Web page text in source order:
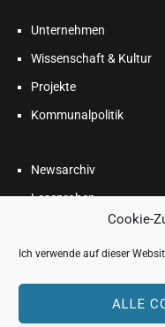
Cookie-
Ich verwende auf dieser
ALLE
Unternehmen
Wissenschaft & Kultur
Projekte
Kommunalpolitik
Newsarchiv
Leseproben
FAQ